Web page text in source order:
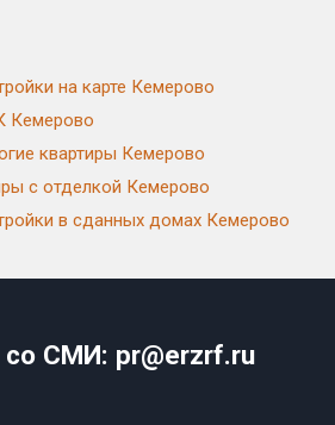
на карте Кемерово
Кемерово
квартиры Кемерово
с отделкой Кемерово
в сданных домах Кемерово
со СМИ: pr@erzrf.ru